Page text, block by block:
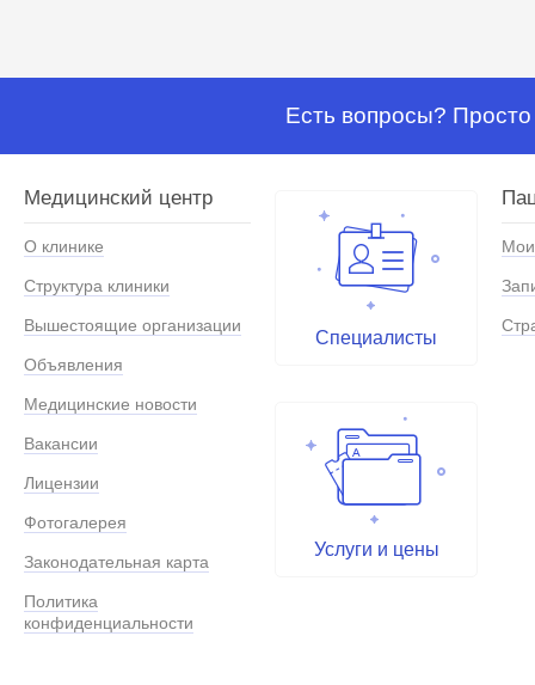
Есть вопросы?
Медицинский центр
О клинике
Структура клиники
Вышестоящие организации
Объявления
Медицинские новости
Вакансии
Лицензии
Фотогалерея
Законодательная карта
Политика
конфиденциальности
Специалисты
Услуги и цены